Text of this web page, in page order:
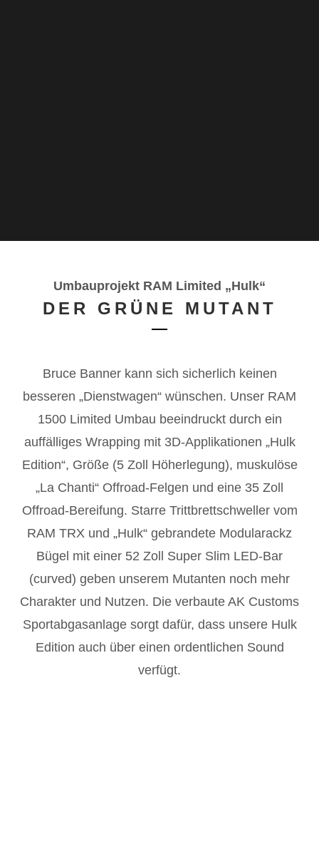
Umbauprojekt RAM Limited „Hulk“
DER GRÜNE MUTANT
Bruce Banner kann sich sicherlich keinen
besseren „Dienstwagen“ wünschen. Unser RAM
1500 Limited Umbau beeindruckt durch ein
auffälliges Wrapping mit 3D-Applikationen „Hulk
Edition“, Größe (5 Zoll Höherlegung), muskulöse
„La Chanti“ Offroad-Felgen und eine 35 Zoll
Offroad-Bereifung. Starre Trittbrettschweller vom
RAM TRX und „Hulk“ gebrandete Modularackz
Bügel mit einer 52 Zoll Super Slim LED-Bar
(curved) geben unserem Mutanten noch mehr
Charakter und Nutzen. Die verbaute AK Customs
Sportabgasanlage sorgt dafür, dass unsere Hulk
Edition auch über einen ordentlichen Sound
verfügt.